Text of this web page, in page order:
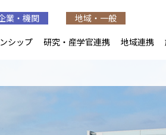
業・機関
地域・一般
シップ 研究・産学官連携 地域連携